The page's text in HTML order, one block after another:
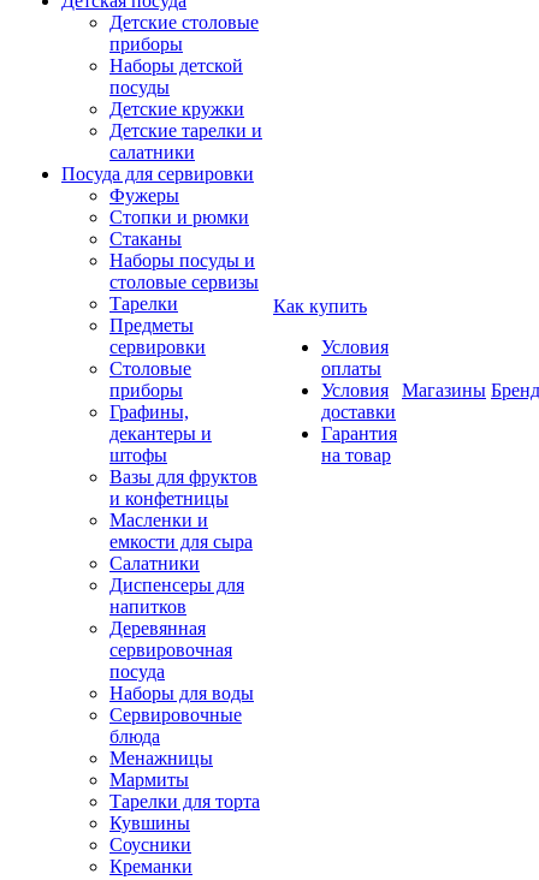
Детские столовые
приборы
Наборы детской
посуды
Детские кружки
Детские тарелки и
салатники
Посуда для сервировки
Фужеры
Стопки и рюмки
Стаканы
Наборы посуды и
столовые сервизы
Тарелки
Предметы
сервировки
Столовые
приборы
Графины,
декантеры и
штофы
Вазы для фруктов
и конфетницы
Масленки и
емкости для сыра
Салатники
Диспенсеры для
напитков
Деревянная
сервировочная
посуда
Наборы для воды
Сервировочные
блюда
Менажницы
Мармиты
Тарелки для торта
Кувшины
Соусники
Креманки
Как купить
Условия
оплаты
Условия
доставки
Гарантия
на товар
Магазины